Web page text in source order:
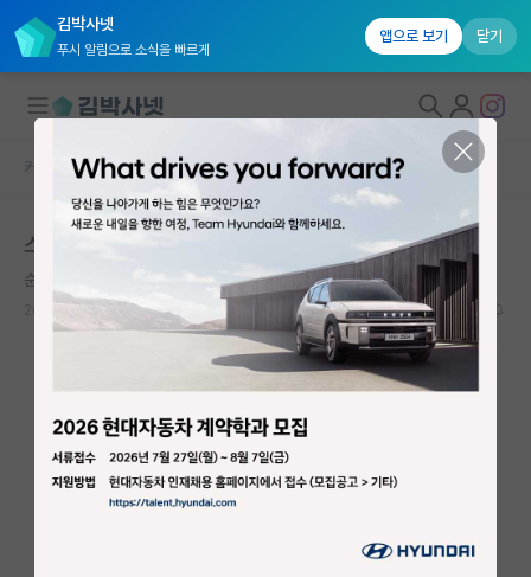
김박사넷
푸시 알림으로 소식을 빠르게
앱으로 보기 닫기
대학원생 모집
연구실&오픈랩
커뮤니티 홈
전체글보기
베스트 게시판
커뮤니티 홈 취업 게시판
스마트건설 쪽 대학원 진학 후 취업
순수한 아인슈타인
568